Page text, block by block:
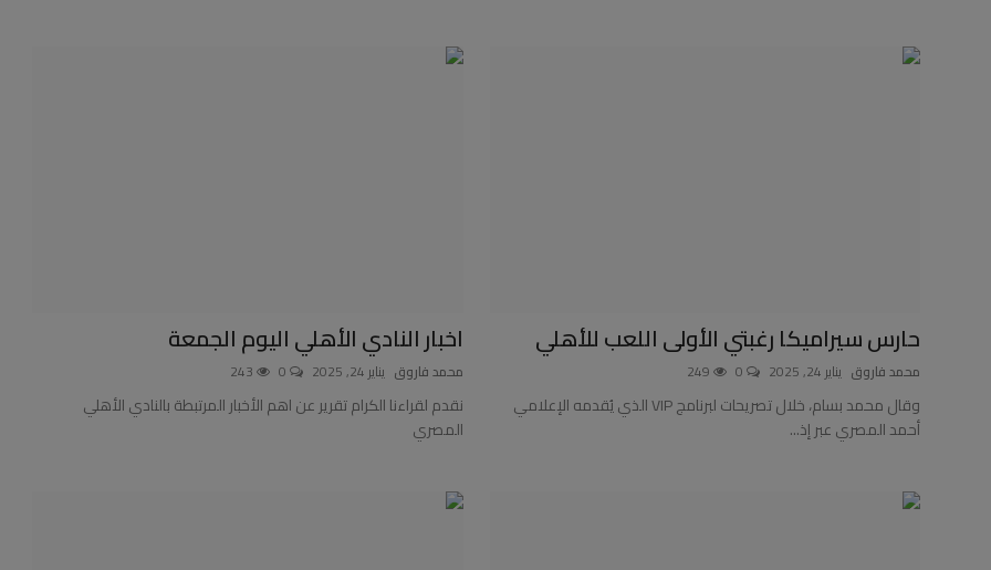
حارس سيراميكا رغبتي الأولى اللعب للأهلي
محمد فاروق يناير 24, 2025
وقال محمد بسام، خلال تصريحات لبرنامج VIP الذي يُقدمه الإعلامي
أحمد المصري عبر إذ...
اخبار النادي الأهلي اليوم الجمعة
محمد فاروق يناير 24, 2025
نقدم لقراءنا الكرام تقرير عن اهم الأخبار المرتبطة بالنادي الأهلي
المصري